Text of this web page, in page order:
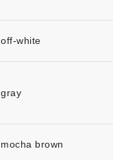
off-white
gray
mocha brown